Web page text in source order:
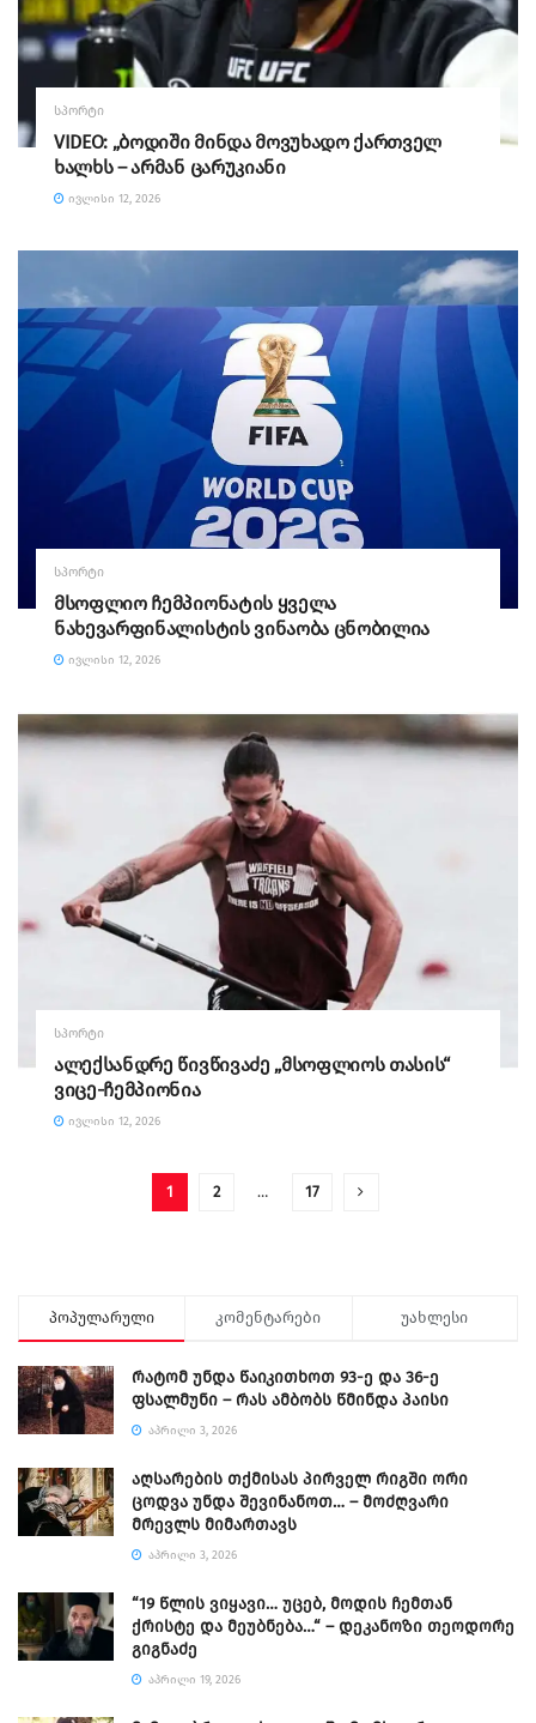
ᲡᲞᲝᲠᲢᲘ
VIDEO: „ბოდიში მინდა მოვუხადო ქართველ
ხალხს – არმან ცარუკიანი
ᲘᲕᲚᲘᲡᲘ 12, 2026
ᲡᲞᲝᲠᲢᲘ
მსოფლიო ჩემპიონატის ყველა
ნახევარფინალისტის ვინაობა ცნობილია
ᲘᲕᲚᲘᲡᲘ 12, 2026
ᲡᲞᲝᲠᲢᲘ
ალექსანდრე წივწივაძე „მსოფლიოს თასის“
ვიცე-ჩემპიონია
ᲘᲕᲚᲘᲡᲘ 12, 2026
1 2 … 17
პოპულარული კომენტარები უახლესი
რატომ უნდა წაიკითხოთ 93-ე და 36-ე
ფსალმუნი – რას ამბობს წმინდა პაისი
ᲐᲞᲠᲘᲚᲘ 3, 2026
აღსარების თქმისას პირველ რიგში ორი
ცოდვა უნდა შევინანოთ… – მოძღვარი
მრევლს მიმართავს
ᲐᲞᲠᲘᲚᲘ 3, 2026
“19 წლის ვიყავი… უცებ, მოდის ჩემთან
ქრისტე და მეუბნება…“ – დეკანოზი თეოდორე
გიგნაძე
ᲐᲞᲠᲘᲚᲘ 19, 2026